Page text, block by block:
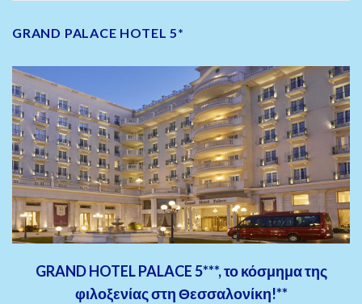
GRAND PALACE HOTEL 5*
GRAND HOTEL PALACE 5***, το κόσμημα της
φιλοξενίας στη Θεσσαλονίκη!**